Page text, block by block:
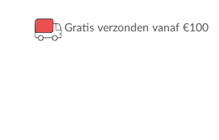
Gratis verzonden vanaf €100